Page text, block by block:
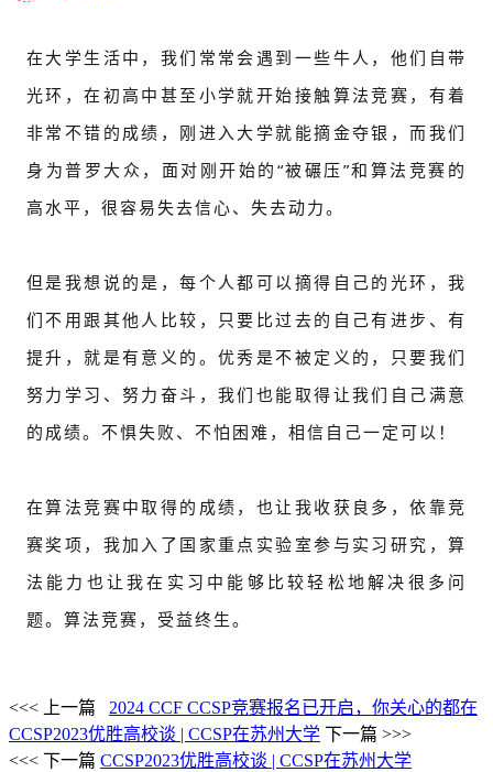
在大学生活中，我们常常会遇到一些牛人，他们自带
光环，在初高中甚至小学就开始接触算法竞赛，有着
非常不错的成绩，刚进入大学就能摘金夺银，而我们
身为普罗大众，面对刚开始的“被碾压”和算法竞赛的
高水平，很容易失去信心、失去动力。
但是我想说的是，每个人都可以摘得自己的光环，我
们不用跟其他人比较，只要比过去的自己有进步、有
提升，就是有意义的。优秀是不被定义的，只要我们
努力学习、努力奋斗，我们也能取得让我们自己满意
的成绩。不惧失败、不怕困难，相信自己一定可以！
在算法竞赛中取得的成绩，也让我收获良多，依靠竞
赛奖项，我加入了国家重点实验室参与实习研究，算
法能力也让我在实习中能够比较轻松地解决很多问
题。算法竞赛，受益终生。
<<< 上一篇
2024 CCF CCSP竞赛报名已开启，你关心的都在
CCSP2023优胜高校谈 | CCSP在苏州大学 下一篇 >>>
<<< 下一篇 CCSP2023优胜高校谈 | CCSP在苏州大学